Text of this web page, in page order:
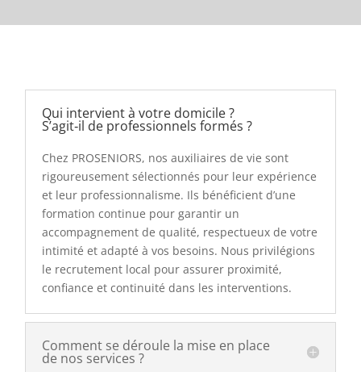
Qui intervient à votre domicile ?
S’agit‑il de professionnels formés ?
Chez PROSENIORS, nos auxiliaires de vie sont
rigoureusement sélectionnés pour leur expérience
et leur professionnalisme. Ils bénéficient d’une
formation continue pour garantir un
accompagnement de qualité, respectueux de votre
intimité et adapté à vos besoins. Nous privilégions
le recrutement local pour assurer proximité,
confiance et continuité dans les interventions.
Comment se déroule la mise en place
de nos services ?